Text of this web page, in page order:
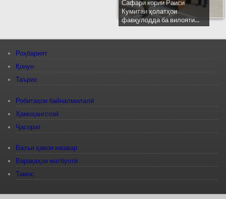
Сафари кории Раиси
Кумитаи ҳолатҳои
фавқулодда ба вилояти...
Роҳбарият
Қонун
Таърих
Робитаҳои байналмилалӣ
Ҳамоҳангсозӣ
Ҷасорат
Вазъи ҳавои кишвар
Варақаҳои матбуотӣ
Тамос